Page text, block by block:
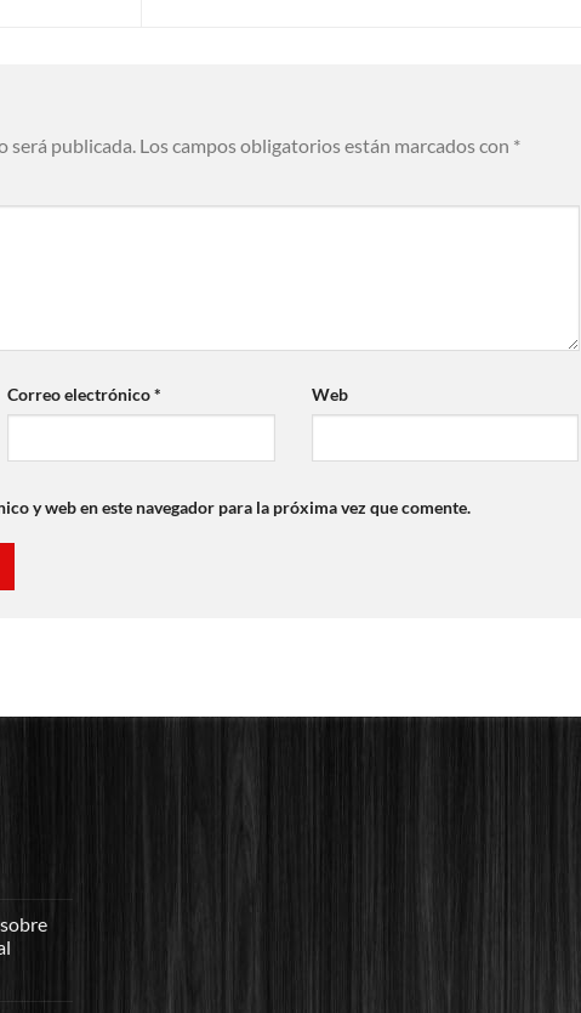
será publicada. Los campos obligatorios están marcados con *
Correo electrónico* Web
y web en este navegador para la próxima vez que comente.